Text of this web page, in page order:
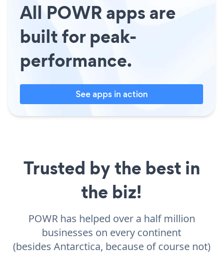
All POWR apps are
built for peak-
performance.
See apps in action
Trusted by the best in
the biz!
POWR has helped over a half million
businesses on every continent
(besides Antarctica, because of course not)